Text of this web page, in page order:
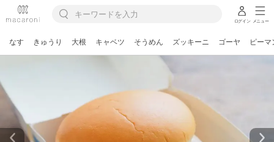
ログイン メニュー
なす きゅうり 大根 キャベツ そうめん ズッキーニ ゴーヤ ピーマ